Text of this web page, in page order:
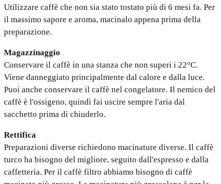
Utilizzare caffè che non sia stato tostato più di 6 mesi fa. Per
il massimo sapore e aroma, macinalo appena prima della
preparazione.
Magazzinaggio
Conservare il caffè in una stanza che non superi i 22°C.
Viene danneggiato principalmente dal calore e dalla luce.
Puoi anche conservare il caffè nel congelatore. Il nemico del
caffè è l'ossigeno, quindi fai uscire sempre l'aria dal
sacchetto prima di chiuderlo.
Rettifica
Preparazioni diverse richiedono macinature diverse. Il caffè
turco ha bisogno del migliore, seguito dall'espresso e dalla
caffetteria. Per il caffè filtro abbiamo bisogno di caffè